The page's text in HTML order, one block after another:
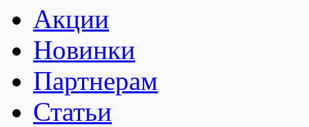
Акции
Новинки
Партнерам
Статьи